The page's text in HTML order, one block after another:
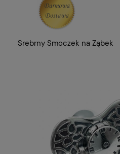
Srebrny Smoczek na Ząbek